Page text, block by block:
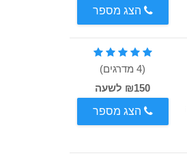
הצג מספר
(4 מדרגים)
₪150 לשעה
הצג מספר